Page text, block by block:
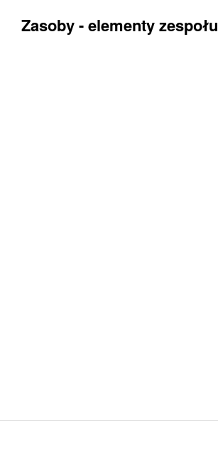
Zasoby - elementy zespołu